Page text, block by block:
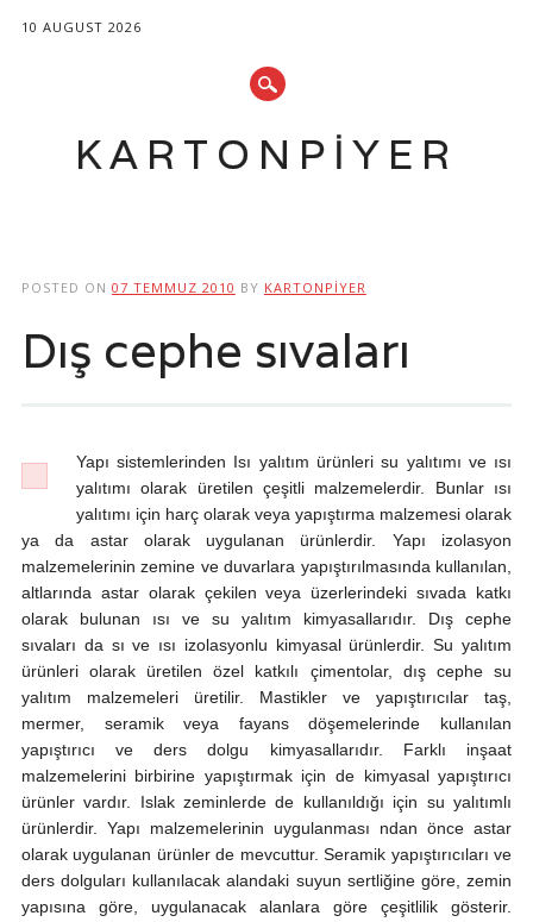
10 AUGUST 2026
KARTONPIYER
POSTED ON 07 TEMMUZ 2010 BY KARTONPIYER
Dış cephe sıvaları
Yapı sistemlerinden Isı yalıtım ürünleri su yalıtımı ve ısı
yalıtımı olarak üretilen çeşitli malzemelerdir. Bunlar ısı
yalıtımı için harç olarak veya yapıştırma malzemesi olarak
ya da astar olarak uygulanan ürünlerdir. Yapı izolasyon
malzemelerinin zemine ve duvarlara yapıştırılmasında kullanılan,
altlarında astar olarak çekilen veya üzerlerindeki sıvada katkı
olarak bulunan ısı ve su yalıtım kimyasallarıdır. Dış cephe
sıvaları da sı ve ısı izolasyonlu kimyasal ürünlerdir. Su yalıtım
ürünleri olarak üretilen özel katkılı çimentolar, dış cephe su
yalıtım malzemeleri üretilir. Mastikler ve yapıştırıcılar taş,
mermer, seramik veya fayans döşemelerinde kullanılan
yapıştırıcı ve ders dolgu kimyasallarıdır. Farklı inşaat
malzemelerini birbirine yapıştırmak için de kimyasal yapıştırıcı
ürünler vardır. Islak zeminlerde de kullanıldığı için su yalıtımlı
ürünlerdir. Yapı malzemelerinin uygulanması ndan önce astar
olarak uygulanan ürünler de mevcuttur. Seramik yapıştırıcıları ve
ders dolguları kullanılacak alandaki suyun sertliğine göre, zemin
yapısına göre, uygulanacak alanlara göre çeşitlilik gösterir.